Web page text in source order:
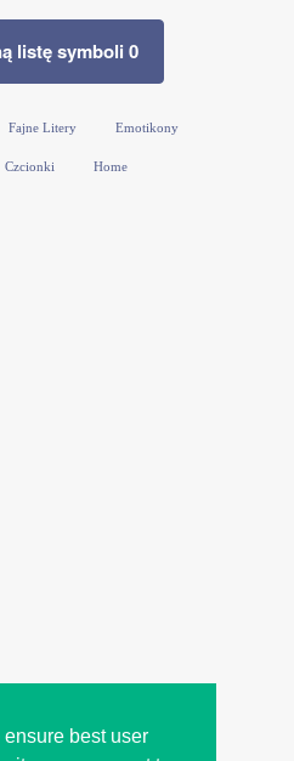
best user
listę symboli 0
Fajne Litery Emotikony
Czcionki Home